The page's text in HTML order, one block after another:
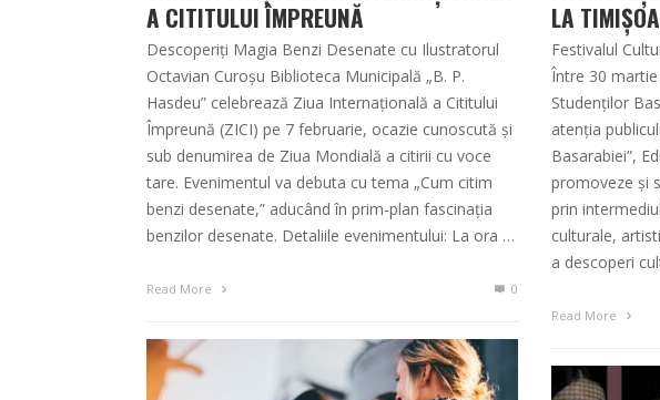
LA
Festivalul
Între 30
Studenților
atenția
Basarabiei”,
promoveze și
prin
culturale,
a descoperi
Read More
A CITITULUI ÎMPREUNĂ
Descoperiți Magia Benzi Desenate cu Ilustratorul
Octavian Curoșu Biblioteca Municipală „B. P.
Hasdeu” celebrează Ziua Internațională a Cititului
Împreună (ZICI) pe 7 februarie, ocazie cunoscută și
sub denumirea de Ziua Mondială a citirii cu voce
tare. Evenimentul va debuta cu tema „Cum citim
benzi desenate,” aducând în prim-plan fascinația
benzilor desenate. Detaliile evenimentului: La ora …
Read More 0